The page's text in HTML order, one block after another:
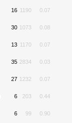
16 1190 0.07
30 1073 0.08
13 1170 0.07
35 2834 0.03
27 1232 0.07
6 203 0.44
6 99 0.90